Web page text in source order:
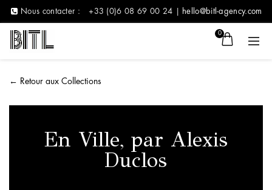
Nous contacter : +33 (0)6 08 69 00 24 | hello@bitl-agency.com
0
← Retour aux Collections
En Ville, par Alexis
Duclos